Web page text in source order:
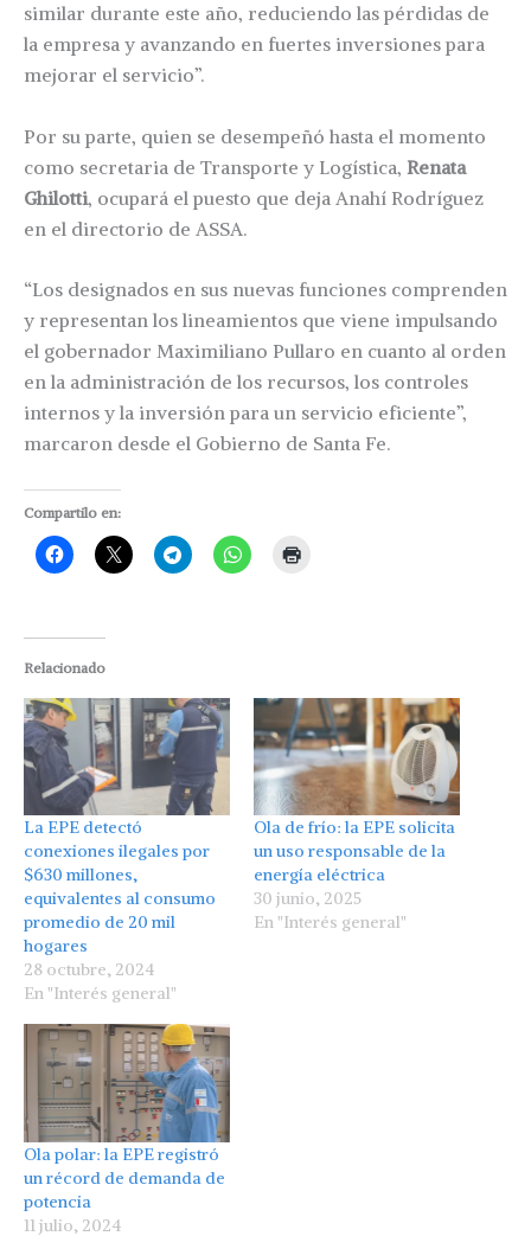
similar durante este año, reduciendo las pérdidas de
la empresa y avanzando en fuertes inversiones para
mejorar el servicio”.
Por su parte, quien se desempeñó hasta el momento
como secretaria de Transporte y Logística, Renata
Ghilotti, ocupará el puesto que deja Anahí Rodríguez
en el directorio de ASSA.
“Los designados en sus nuevas funciones comprenden
y representan los lineamientos que viene impulsando
el gobernador Maximiliano Pullaro en cuanto al orden
en la administración de los recursos, los controles
internos y la inversión para un servicio eficiente”,
marcaron desde el Gobierno de Santa Fe.
Compartilo en:
Relacionado
La EPE detectó
conexiones ilegales por
$630 millones,
equivalentes al consumo
promedio de 20 mil
hogares
28 octubre, 2024
En "Interés general"
Ola de frío: la EPE solicita
un uso responsable de la
energía eléctrica
30 junio, 2025
En "Interés general"
Ola polar: la EPE registró
un récord de demanda de
potencia
11 julio, 2024